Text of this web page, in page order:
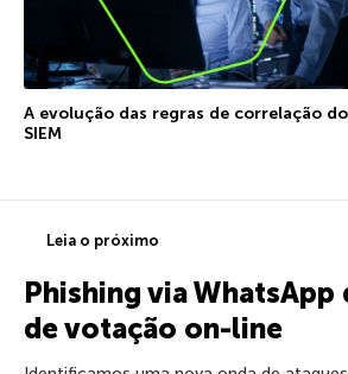
A evolução das regras de correlação do
SIEM
Leia o próximo
Phishing via
de votação on-line